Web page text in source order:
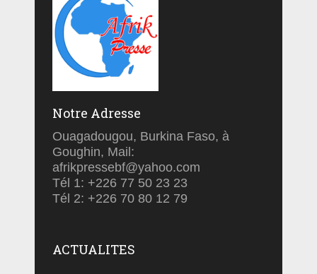
Notre Adresse
Ouagadougou, Burkina Faso, à
Goughin, Mail:
afrikpressebf@yahoo.com
Tél 1: +226 77 50 23 23
Tél 2: +226 70 80 12 79
ACTUALITES